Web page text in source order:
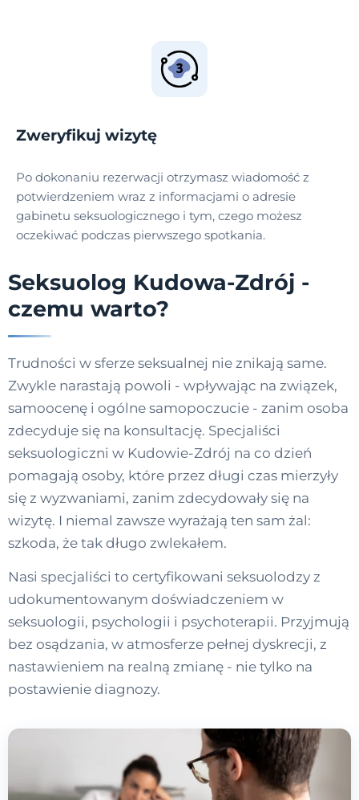
Zweryfikuj wizytę
Po dokonaniu rezerwacji otrzymasz wiadomość z
potwierdzeniem wraz z informacjami o adresie
gabinetu seksuologicznego i tym, czego możesz
oczekiwać podczas pierwszego spotkania.
Seksuolog Kudowa-Zdrój -
czemu warto?
Trudności w sferze seksualnej nie znikają same.
Zwykle narastają powoli - wpływając na związek,
samoocenę i ogólne samopoczucie - zanim osoba
zdecyduje się na konsultację. Specjaliści
seksuologiczni w Kudowie-Zdrój na co dzień
pomagają osoby, które przez długi czas mierzyły
się z wyzwaniami, zanim zdecydowały się na
wizytę. I niemal zawsze wyrażają ten sam żal:
szkoda, że tak długo zwlekałem.
Nasi specjaliści to certyfikowani seksuolodzy z
udokumentowanym doświadczeniem w
seksuologii, psychologii i psychoterapii. Przyjmują
bez osądzania, w atmosferze pełnej dyskrecji, z
nastawieniem na realną zmianę - nie tylko na
postawienie diagnozy.